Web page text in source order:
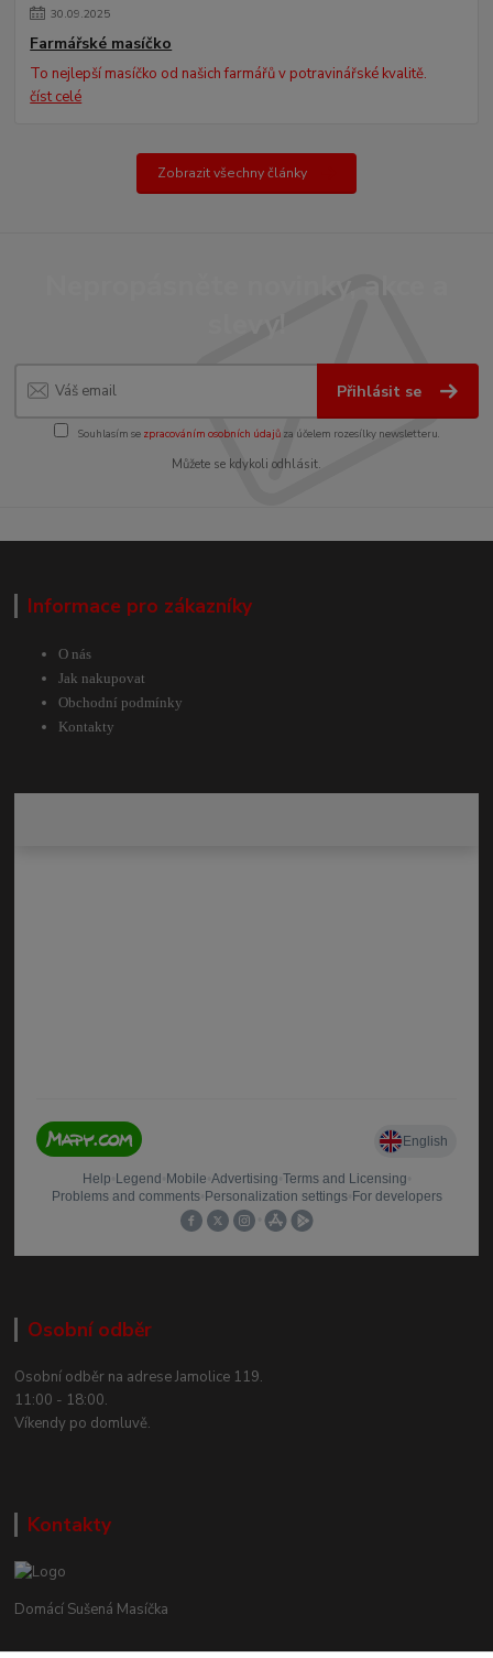
30.09.2025
Farmářské masíčko
To nejlepší masíčko od našich farmářů v potravinářské kvalitě.
číst celé
Zobrazit všechny články
Přihlásit se
Souhlasím se zpracováním osobních údajůza účelem rozesílky newsletteru.
Můžete se kdykoli odhlásit.
Informace pro zákazníky
O nás
Jak nakupovat
Obchodní podmínky
Kontakty
Osobní odběr
Osobní odběr na adrese Jamolice 119.
11:00 - 18:00.
Víkendy po domluvě.
Kontakty
Domácí Sušená Masíčka